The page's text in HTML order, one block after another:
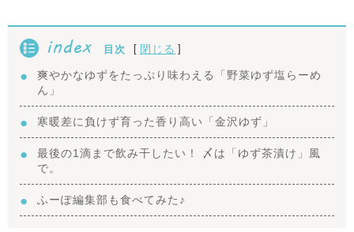
index 目次 [ 閉じる ]
爽やかなゆずをたっぷり味わえる「野菜ゆず塩らーめ
ん」
寒暖差に負けず育った香り高い「金沢ゆず」
最後の1滴まで飲み干したい！ 〆は「ゆず茶漬け」風
で。
ふーぽ編集部も食べてみた♪